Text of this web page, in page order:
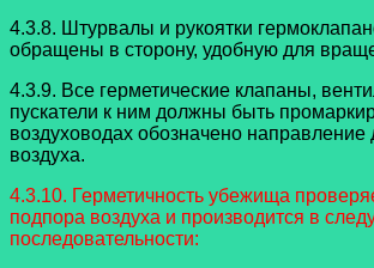
4.3.8. Штурвалы и рукоятки
обращены в сторону, удобную для
4.3.9. Все герметические клапаны,
пускатели к ним должны быть
воздуховодах обозначено направление
воздуха.
4.3.10. Герметичность убежища
подпора воздуха и производится в
последовательности: